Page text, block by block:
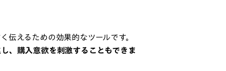
伝えるための効果的なツールです。
、購入意欲を刺激することもできま